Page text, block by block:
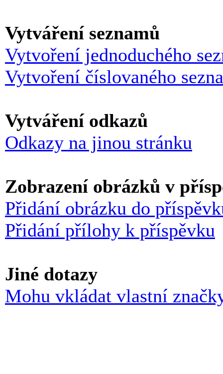
Vytváření seznamů
Vytvoření jednoduchého
Vytvoření číslovaného
Vytváření odkazů
Odkazy na jinou stránku
Zobrazení obrázků v
Přidání obrázku do
Přidání přílohy k příspěvku
Jiné dotazy
Mohu vkládat vlastní